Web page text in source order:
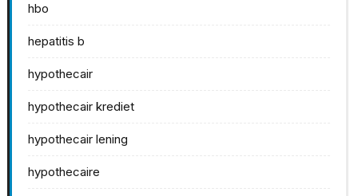
hbo
hepatitis b
hypothecair
hypothecair krediet
hypothecair lening
hypothecaire